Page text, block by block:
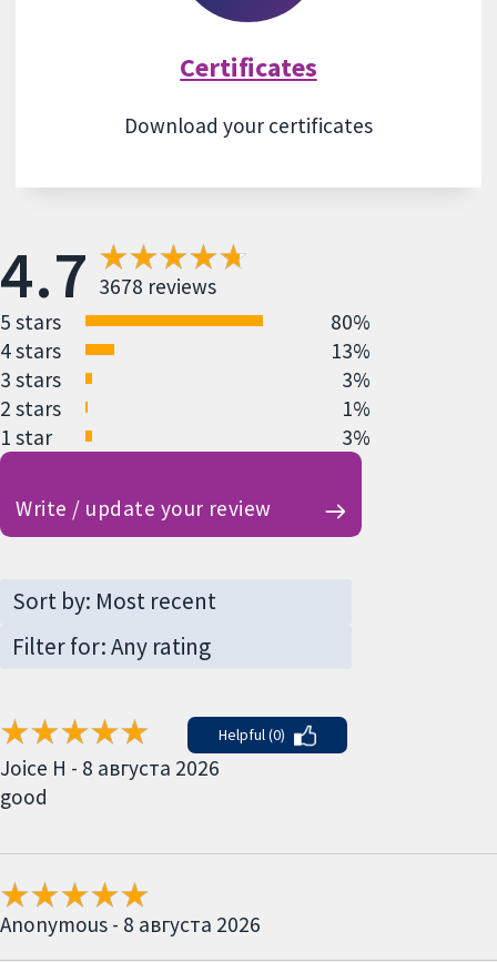
Certificates
Download your certificates
4.7 3678 reviews
5 stars
80%
4 stars
13%
3 stars
3%
2 stars
1%
1 star
3%
Write / update your review
Helpful (0)
Joice H - 8 августа 2026
good
Anonymous - 8 августа 2026